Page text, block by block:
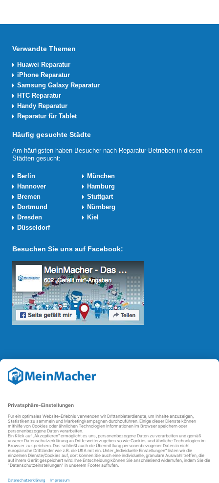
Verwandte Themen
Huawei Reparatur
iPhone Reparatur
Samsung Galaxy Reparatur
HTC Reparatur
Handy Reparatur
Reparatur für Tablet
Häufig gesuchte Städte
Am häufigsten haben Besucher nach Reparatur-Betrieben in diesen
Städten gesucht:
Berlin
München
Hannover
Hamburg
Bremen
Stuttgart
Dortmund
Nürnberg
Dresden
Kiel
Düsseldorf
Besuchen Sie uns auf Facebook:
Reparatur Revolution
Mit derReparatur-Revolution
Reparaturbedingungen in Deutschland: Für Produkte, die sich gut
reparierenden Betriebe und des Reparatur-Know-hows in
Deutschland.
Weitere Informationen
FAQ - häufig gestellte Fragen
Partner werden
Über uns